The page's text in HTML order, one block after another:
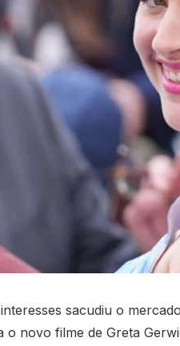
sacudiu o
o novo filme de Greta